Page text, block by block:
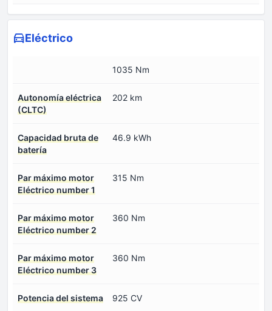
Eléctrico
1035 Nm
Autonomía eléctrica
(CLTC)
202 km
Capacidad bruta de
batería
46.9 kWh
Par máximo motor
Eléctrico number 1
315 Nm
Par máximo motor
Eléctrico number 2
360 Nm
Par máximo motor
Eléctrico number 3
360 Nm
Potencia del sistema 925 CV